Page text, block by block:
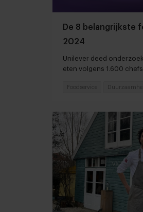
De 8 belangrijkste
2024
Unilever deed
eten volgens 1.600 chefs
Foodservice